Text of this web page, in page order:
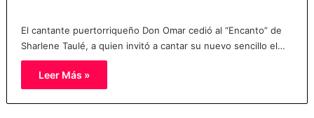
El cantante puertorriqueño Don Omar cedió al “Encanto” de
Sharlene Taulé, a quien invitó a cantar su nuevo sencillo el…
Leer Más »